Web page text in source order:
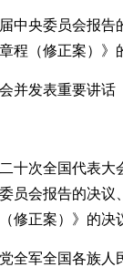
中央委员会报告
程（修正案）》
并发表重要讲话
十次全国代表大
员会报告的决
修正案）》的
全军全国各族